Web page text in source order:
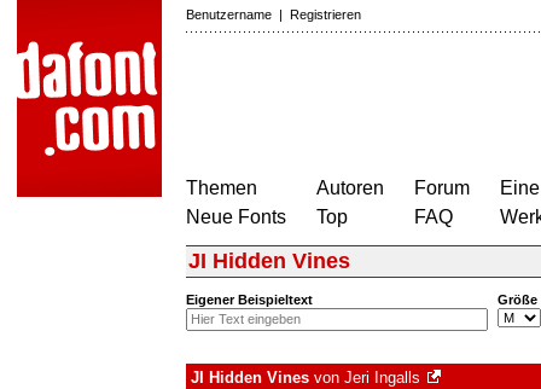
Benutzername | Registrieren
Themen
Neue Fonts
Autoren
Top
Forum
FAQ
JI Hidden Vines
Eigener Beispieltext Größe
JI Hidden Vines von Jeri Ingalls